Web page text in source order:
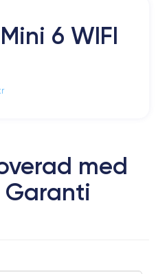
6 WIFI
med
Garanti